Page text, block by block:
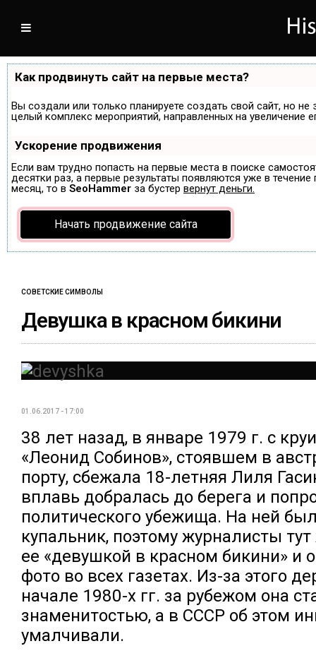
Как продвинуть сайт на первые места?
Вы создали или только планируете создать свой сайт, но
целый комплекс мероприятий, направленных на
Ускорение продвижения
Если вам трудно попасть на первые места в поиске
десятки раз, а первые результаты появляются уже в
месяц, то в SeoHammer за бустер вернут деньги.
Начать продвижение сайта
СОВЕТСКИЕ СИМВОЛЫ
Девушка в красном бикини
01.06.2017 - 17:00
38 лет назад, в январе 1979 г. с
«Леонид Собинов», стоявшем в
порту, сбежала 18-летняя Лиля
вплавь добралась до берега и
политического убежища. На ней
купальник, поэтому журналисты
ее «девушкой в красном бикини» и
фото во всех газетах. Из-за этого
начале 1980-х гг. за рубежом она
знаменитостью, а в СССР об этом
умалчивали.